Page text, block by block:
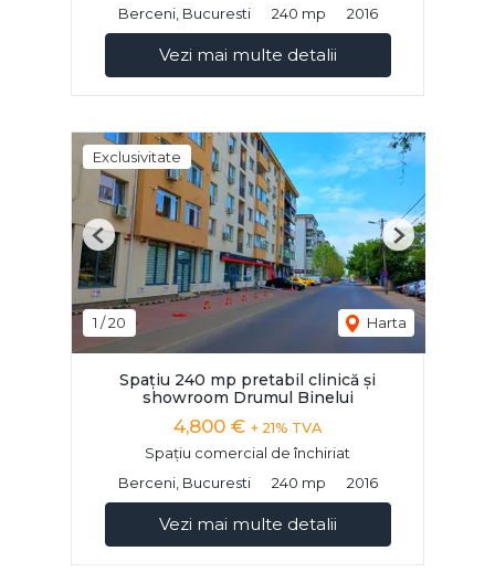
Berceni, Bucuresti
240 mp 2016
Vezi mai multe detalii
Exclusivitate
1 /20 Harta
Previous Next
Spațiu 240 mp pretabil clinică și
showroom Drumul Binelui
4,800 € + 21% TVA
Spațiu comercial de închiriat
Berceni, Bucuresti
240 mp 2016
Vezi mai multe detalii